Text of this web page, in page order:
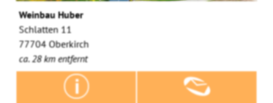
Weinbau Huber
Schlatten 11
77704 Oberkirch
ca. 28 km entfernt